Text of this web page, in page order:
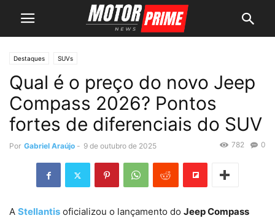
Destaques SUVs
Qual é o preço do novo Jeep
Compass 2026? Pontos
fortes de diferenciais do SUV
Por Gabriel Araújo - 9 de outubro de 2025 0
782
A Stellantis oficializou o lançamento do Jeep Compass